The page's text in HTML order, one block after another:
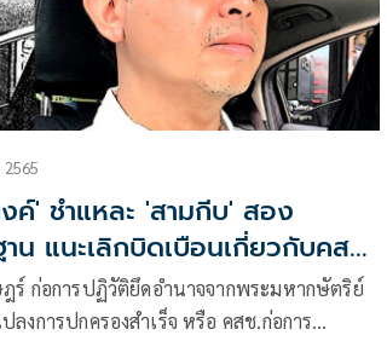
ค์' ชำแหละ 'สามกีบ' สอง
น แนะเลิกบิดเบือนเกี่ยวกับคสช.
ใจโจรปล้นชาติดีกว่า
ร์ ก่อการปฏิวัติยึดอำนาจจากพระมหากษัตริย์
ลงการปกครองสำเร็จ หรือ คสช.ก่อการ